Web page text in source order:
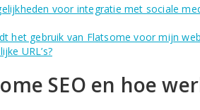
voor integratie met sociale
het gebruik van Flatsome voor mijn
URL’s?
SEO en hoe